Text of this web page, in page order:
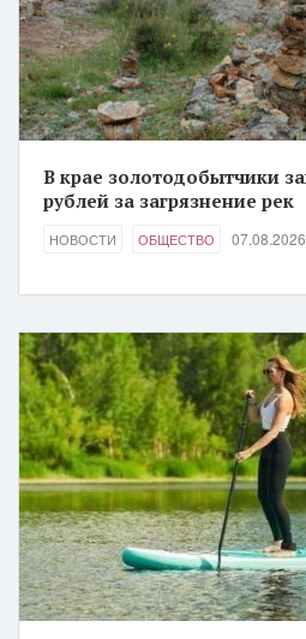
В крае золотодобытчики
рублей за загрязнение рек
НОВОСТИ ОБЩЕСТВО 07.08.2026